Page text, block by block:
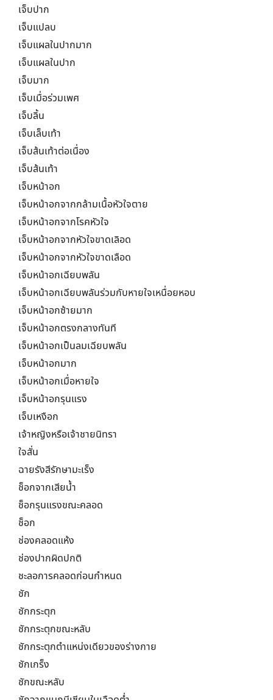
เจ็บปาก
เจ็บแปลบ
เจ็บแผลในปากมาก
เจ็บแผลในปาก
เจ็บมาก
เจ็บเมื่อร่วมเพศ
เจ็บลิ้น
เจ็บเล็บเท้า
เจ็บส้นเท้าต่อเนื่อง
เจ็บส้นเท้า
เจ็บหน้าอก
เจ็บหน้าอกจากกล้ามเนื้อหัวใจตาย
เจ็บหน้าอกจากโรคหัวใจ
เจ็บหน้าอกจากหัวใจขาดเลิอด
เจ็บหน้าอกจากหัวใจขาดเลือด
เจ็บหน้าอกเฉียบพลัน
เจ็บหน้าอกเฉียบพลันร่วมกับหายใจเหนื่อยหอบ
เจ็บหน้าอกซ้ายมาก
เจ็บหน้าอกตรงกลางทันที
เจ็บหน้าอกเป็นลมเฉียบพลัน
เจ็บหน้าอกมาก
เจ็บหน้าอกเมื่อหายใจ
เจ็บหน้าอกรุนแรง
เจ็บเหงือก
เจ้าหญิงหรือเจ้าชายนิทรา
ใจสั่น
ฉายรังสีรักษามะเร็ง
ช็อกจากเสียน้ำ
ช็อกรุนแรงขณะคลอด
ช็อก
ช่องคลอดแห้ง
ช่องปากผิดปกติ
ชะลอการคลอดก่อนกำหนด
ชัก
ชักกระตุก
ชักกระตุกขณะหลับ
ชักกระตุกตำแหน่งเดียวของร่างกาย
ชักเกร็ง
ชักขณะหลับ